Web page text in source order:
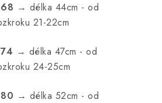
→ délka 44cm - od
21-22cm
→ délka 47cm - od
24-25cm
→ délka 52cm - od